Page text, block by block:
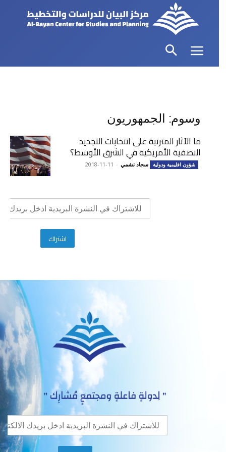
وسوم: الجمهوريون
ما الآثار المترتبة على انتخابات التجديد
النصفية الأمريكية في الشرق الأوسط؟
شؤون اقليمية ودولية سجاد نشمي -
2018-11-11